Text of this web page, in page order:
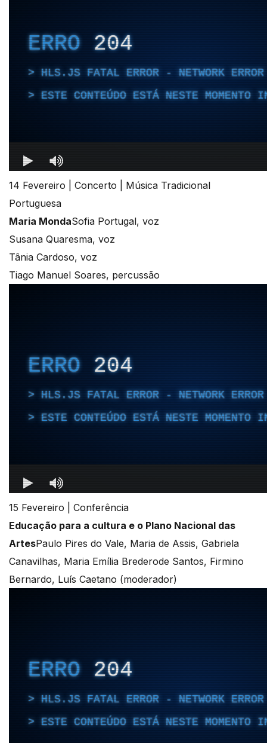
14 Fevereiro | Concerto | Música Tradicional
Portuguesa
Maria MondaSofia Portugal, voz
Susana Quaresma, voz
Tânia Cardoso, voz
Tiago Manuel Soares, percussão
15 Fevereiro | Conferência
Educação para a cultura e o Plano Nacional das
ArtesPaulo Pires do Vale, Maria de Assis, Gabriela
Canavilhas, Maria Emília Brederode Santos, Firmino
Bernardo, Luís Caetano (moderador)